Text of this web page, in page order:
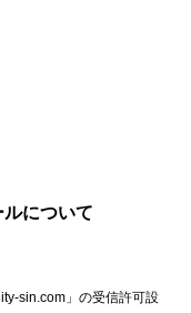
ルについて
sin.com」の受信許可設